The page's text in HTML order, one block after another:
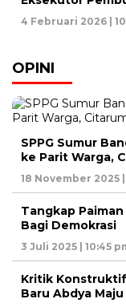
4 Februari 2026 |
OPINI
SPPG Sumur
ke Parit Warga,
18 November 2025 |
Tangkap
Bagi Demokrasi
3 Juli 2025 | 10:45
Kritik
Baru Abdya